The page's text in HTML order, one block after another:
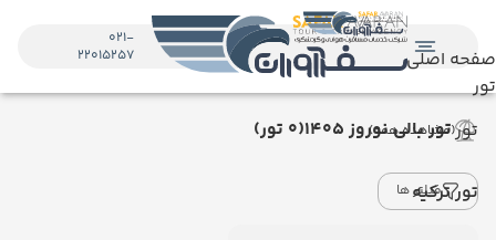
صفحه اصلی
تور
تور(مشاهده همه)
تور ترکیه
021-
22015257
تور بالی نوروز ۱۴۰5 (0 تور)
فیلتر ها